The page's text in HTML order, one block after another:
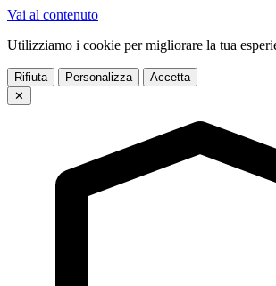
Vai al contenuto
Utilizziamo i cookie per migliorare la tua
Rifiuta Personalizza
Accetta
✕